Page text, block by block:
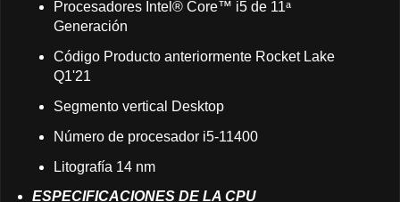
Procesadores Intel® Core™ i5 de 11ᵃ
Generación
Código Producto anteriormente Rocket Lake
Q1'21
Segmento vertical Desktop
Número de procesador i5-11400
Litografía 14 nm
ESPECIFICACIONES DE LA CPU